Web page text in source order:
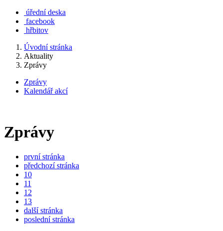
úřední deska
facebook
hřbitov
Úvodní stránka
Aktuality
Zprávy
Zprávy
Kalendář akcí
Zprávy
první stránka
předchozí stránka
10
11
12
13
další stránka
poslední stránka